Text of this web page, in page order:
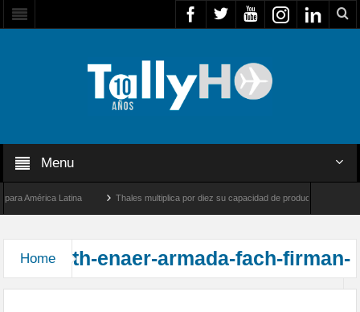
Menu
América Latina Thales multiplica por diez su capacidad de producción de
Home th-enaer-armada-fach-firman-